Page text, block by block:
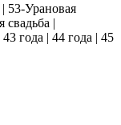
| 53-Урановая
свадьба |
года | 44 года | 45